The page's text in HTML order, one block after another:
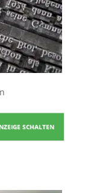
SCHALTEN